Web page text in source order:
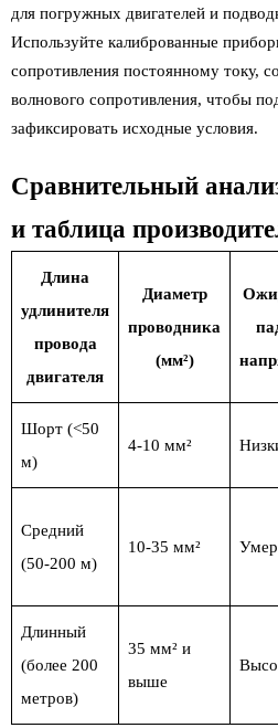
для погружных двигателей и
Используйте калиброванные
сопротивления постоянному току,
волнового сопротивления, чтобы
зафиксировать исходные условия.
Сравнительный
и таблица
Длина
удлинителя
провода
двигателя
Диаметр
проводника
(мм²)
Шорт (<50
м)
4-10 мм²
Средний
(50-200 м)
10-35 мм²
Длинный
(более 200
метров)
35 мм² и
выше